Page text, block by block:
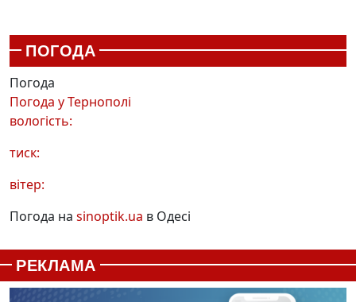
ПОГОДА
Погода
Погода уТернополі
вологість:
тиск:
вітер:
Погода на sinoptik.ua в Одесі
РЕКЛАМА